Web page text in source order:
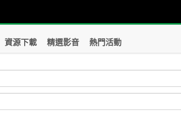
資源下載 精選影音 熱門活動